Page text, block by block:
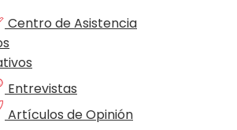
Centro de Asistencia
Entrevistas
Artículos de Opinión